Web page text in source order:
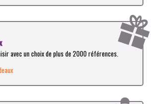
avec un choix de plus de 2000 références.